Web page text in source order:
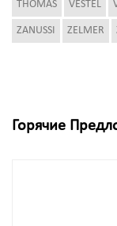
THOMAS VESTEL
ZANUSSI ZELMER
Горячие